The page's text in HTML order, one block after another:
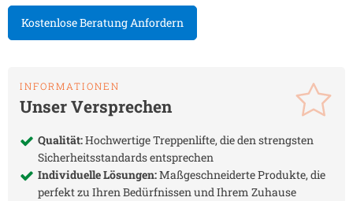
Kostenlose Beratung Anfordern
INFORMATIONEN
Unser Versprechen
Qualität:Hochwertige Treppenlifte, die den strengsten
Sicherheitsstandards entsprechen
Individuelle Lösungen:Maßgeschneiderte Produkte, die
perfekt zu Ihren Bedürfnissen und Ihrem Zuhause